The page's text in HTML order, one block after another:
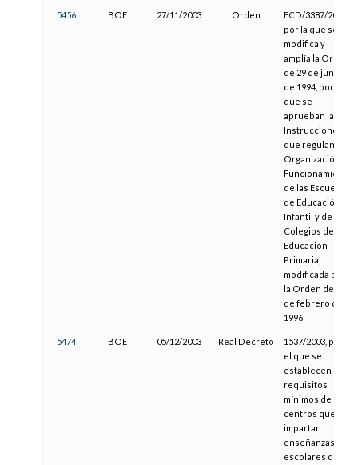
5456 BOE 27/11/2003 Orden
ECD/3387/2003,
por la que se
modifica y
amplía la Orden
de 29 de junio
de 1994, por la
que se
aprueban las
Instrucciones
que regulan la
Organización y
Funcionamiento
de las Escuelas
de Educación
Infantil y de los
Colegios de
Educación
Primaria,
modificada por
la Orden de 29
de febrero de
1996
5474 BOE 05/12/2003 Real Decreto
1537/2003, por
el que se
establecen los
requisitos
mínimos de los
centros que
impartan
enseñanzas
escolares de